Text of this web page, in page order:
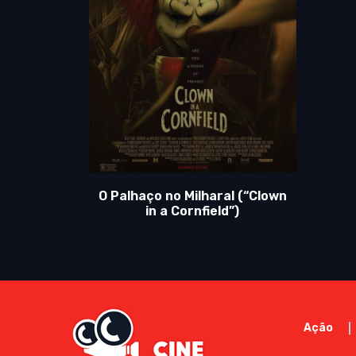
O Palhaço no Milharal (“Clown
in a Cornfield”)
Ação